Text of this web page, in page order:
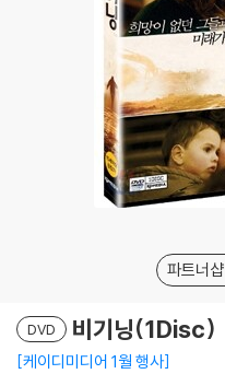
파트너샵
DVD 비기닝(1Disc)
케이디미디어 1월 행사